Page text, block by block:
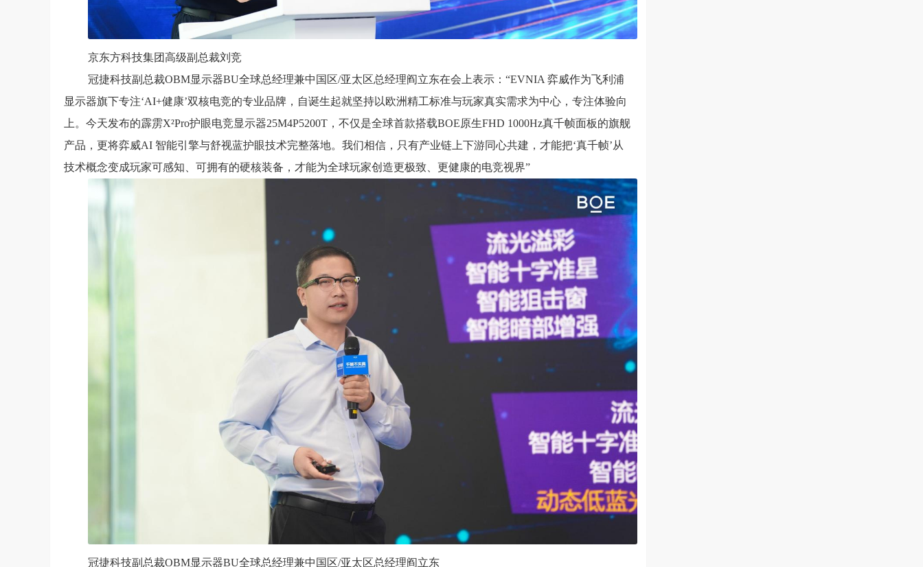
京东方科技集团高级副总裁刘竞
冠捷科技副总裁OBM显示器BU全球总经理兼中国区/亚太区总经理阎立东在会上表示：“EVNIA 弈威作为飞利浦
显示器旗下专注‘AI+健康’双核电竞的专业品牌，自诞生起就坚持以欧洲精工标准与玩家真实需求为中心，专注体验向
上。今天发布的霹雳X²Pro护眼电竞显示器25M4P5200T，不仅是全球首款搭载BOE原生FHD 1000Hz真千帧面板的旗舰
产品，更将弈威AI 智能引擎与舒视蓝护眼技术完整落地。我们相信，只有产业链上下游同心共建，才能把‘真千帧’从
技术概念变成玩家可感知、可拥有的硬核装备，才能为全球玩家创造更极致、更健康的电竞视界”
冠捷科技副总裁OBM显示器BU全球总经理兼中国区/亚太区总经理阎立东